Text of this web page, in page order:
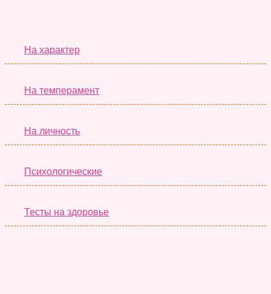
На характер
На темперамент
На личность
Психологические
Тесты на здоровье